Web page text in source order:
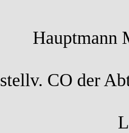
Hauptmann
stellv. CO der